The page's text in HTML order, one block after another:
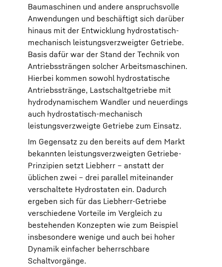
Baumaschinen und andere anspruchsvolle
Anwendungen und beschäftigt sich darüber
hinaus mit der Entwicklung hydrostatisch-
mechanisch leistungsverzweigter Getriebe.
Basis dafür war der Stand der Technik von
Antriebssträngen solcher Arbeitsmaschinen.
Hierbei kommen sowohl hydrostatische
Antriebsstränge, Lastschaltgetriebe mit
hydrodynamischem Wandler und neuerdings
auch hydrostatisch-mechanisch
leistungsverzweigte Getriebe zum Einsatz.
Im Gegensatz zu den bereits auf dem Markt
bekannten leistungsverzweigten Getriebe-
Prinzipien setzt Liebherr – anstatt der
üblichen zwei – drei parallel miteinander
verschaltete Hydrostaten ein. Dadurch
ergeben sich für das Liebherr-Getriebe
verschiedene Vorteile im Vergleich zu
bestehenden Konzepten wie zum Beispiel
insbesondere wenige und auch bei hoher
Dynamik einfacher beherrschbare
Schaltvorgänge.